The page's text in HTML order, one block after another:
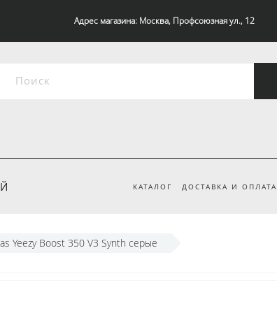
Адрес магазина: Москва, Профсоюзная ул., 12
КАТАЛОГ ДОСТАВКА И ОПЛАТА
Yeezy Boost 350 V3 Synth серые